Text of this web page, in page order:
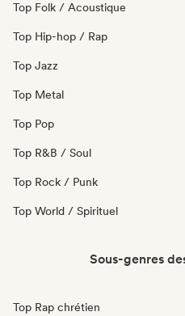
Top Folk / Acoustique
Top Hip-hop / Rap
Top Jazz
Top Metal
Top Pop
Top R&B / Soul
Top Rock / Punk
Top World / Spirituel
Sous-genres
Top Rap chrétien